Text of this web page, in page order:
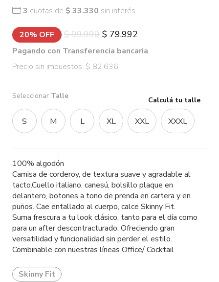
3 cuotas de $ 33.330 sin interés
20% OFF $ 99.990 $ 79.992
Pagando con Transferencia bancaria
Precio sin impuestos: $ 82.636
Calculá tu talle
Seleccionar Talle
S M L XL XXL XXXL
100% algodón
Camisa de corderoy, de textura suave y agradable al
tacto.Cuello italiano, canesú, bolsillo plaque en
delantero, botones a tono de prenda en cartera y en
puños. Cae entallado al cuerpo, calce Skinny Fit.
Suma frescura a tu look clásico, tanto para el día como
para un after descontracturado. Ofreciendo gran
versatilidad y funcionalidad sin perder el estilo.
Combinable con nuestras líneas Office/ Cocktail
Skinny Fit